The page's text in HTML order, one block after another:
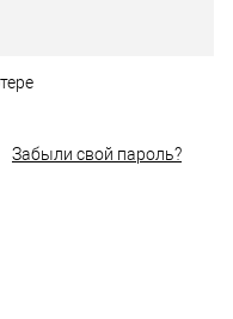
Забыли свой пароль?